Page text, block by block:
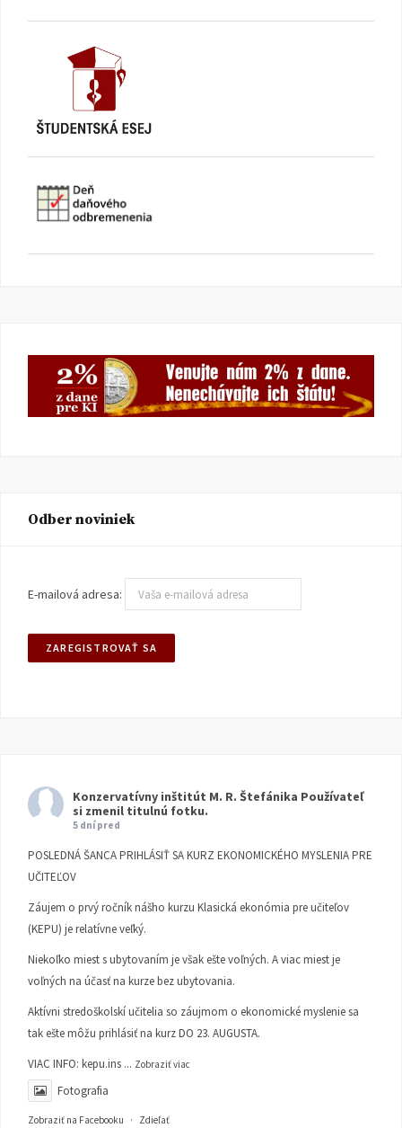
Odber noviniek
E-mailová adresa:
Konzervatívny inštitút M. R. Štefánika Používateľ
si zmenil titulnú fotku.
5 dní pred
POSLEDNÁ ŠANCA PRIHLÁSIŤ SA KURZ EKONOMICKÉHO MYSLENIA PRE
UČITEĽOV
Záujem o prvý ročník nášho kurzu Klasická ekonómia pre učiteľov
(KEPU) je relatívne veľký.
Niekoľko miest s ubytovaním je však ešte voľných. A viac miest je
voľných na účasť na kurze bez ubytovania.
Aktívni stredoškolskí učitelia so záujmom o ekonomické myslenie sa
tak ešte môžu prihlásiť na kurz DO 23. AUGUSTA.
VIAC INFO: kepu.ins ... Zobraziť viac
Fotografia
Zobraziť na Facebooku · Zdieľať